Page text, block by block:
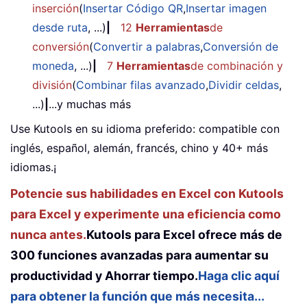
inserción(Insertar Código QR,Insertar imagen
desde ruta, ...) 12 Herramientasde
conversión(Convertir a palabras,Conversión de
moneda, ...) 7 Herramientasde combinación y
división(Combinar filas avanzado,Dividir celdas,
...) ...y muchas más
Use Kutools en su idioma preferido: compatible con
inglés, español, alemán, francés, chino y 40+ más
idiomas.¡
Potencie sus habilidades en Excel con Kutools
para Excel y experimente una eficiencia como
nunca antes.Kutools para Excel ofrece más de
300 funciones avanzadas para aumentar su
productividad y Ahorrar tiempo.Haga clic aquí
para obtener la función que más necesita...